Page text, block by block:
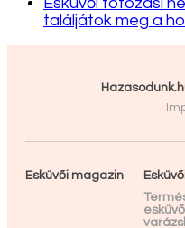
találjátok meg a
Esküvői magazin